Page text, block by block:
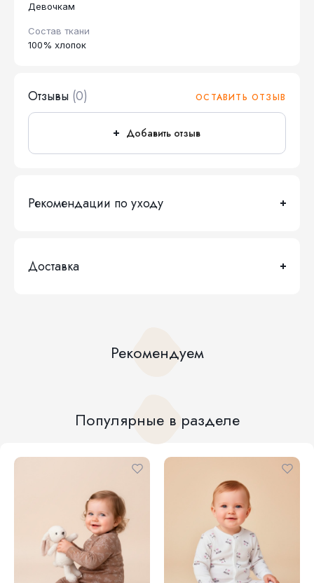
Девочкам
Состав ткани
100% хлопок
Отзывы (0) ОСТАВИТЬ ОТЗЫВ
Добавить отзыв
Рекомендации по уходу
Доставка
Рекомендуем
Популярные в разделе